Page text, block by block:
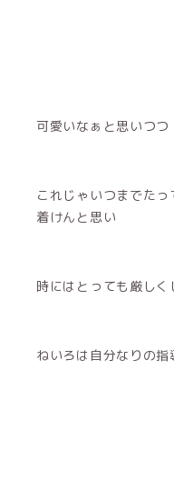
可愛いなぁと思いつつ
これじゃいつまでた
着けんと思い
時にはとっても厳しく
ねいろは自分なりの指